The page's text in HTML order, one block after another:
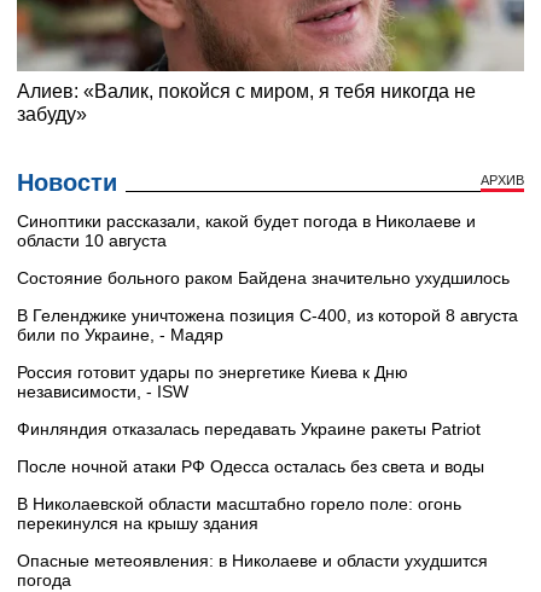
Новости АРХИВ
Синоптики рассказали, какой будет погода в Николаеве и
области 10 августа
Состояние больного раком Байдена значительно ухудшилось
В Геленджике уничтожена позиция С-400, из которой 8 августа
били по Украине, - Мадяр
Россия готовит удары по энергетике Киева к Дню
независимости, - ISW
Финляндия отказалась передавать Украине ракеты Patriot
После ночной атаки РФ Одесса осталась без света и воды
В Николаевской области масштабно горело поле: огонь
перекинулся на крышу здания
Опасные метеоявления: в Николаеве и области ухудшится
погода